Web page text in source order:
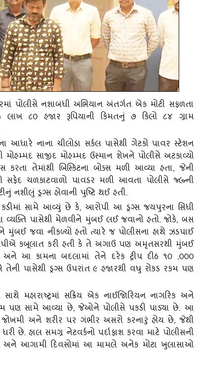
પોલીસે નશાબંધી અભિયાન અંતર્ગત એક મોટી સફળતા
૮૦ હજાર રૂપિયાની કિમતનું ૭ કિલો ૮૪ ગ્રામ
આધારે નાના ચીલોડા સર્કલ પાસેથી ગેટકો પાવર સ્‍ટેશન
સાજીદ મોહમ્‍મદ ઉસ્‍માન શેખને પોલીસે અટકાવ્‍યો
કરતા તેમાંથી બિસ્‍કિટના બોક્‍સ મળી આવ્‍યા હતા, જેની
ચળકાટવાળો પાવડર મળી આવતા પોલીસે જ્‍લ્‍ન્‍ની
નશીલું ડ્રગ્‍સ હોવાની પુષ્ટિ થઈ હતી.
સામે આવ્‍યું છે કે, આરોપી આ ડ્રગ્‍સ જયપુરના સિધી
વ્‍યક્‍તિ પાસેથી મેળવીને મુંબઈ લઈ જવાનો હતો. જોકે, બસ
જવા નીકળ્‍યો હતો ત્‍યારે જ પોલીસના હાથે ઝડપાઈ
કબૂલાત કરી હતી કે તે અગાઉ પણ અમૃતસરથી મુંબઈ
અને આ કામના બદલામાં તેને દરેક ટ્રીપ દીઠ ૧૦ ,૦૦૦
પાસેથી ડ્રગ્‍સ ઉપરાંત ૯ હજારથી વધુ રોકડ રકમ પણ
મહારાષ્ટ્રમાં સક્રિય એક નાઈજાિરિયન નાગરિક અને
પણ સામે આવ્‍યા છે, જેઓને પોલીસે પકડી પાડ્‍યા છે. આ
જોખમી અને શરીર પર ગંભીર અસરો કરનારું હોય છે, જેથી
છે. હાલ સમગ્ર નેટવર્કનો પર્દાફાશ કરવા માટે પોલીસની
અને આગામી દિવસોમાં આ મામલે અનેક મોટા ખુલાસાઓ